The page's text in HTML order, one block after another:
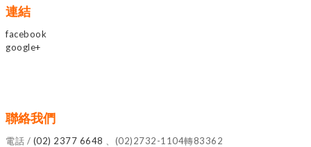
連結
facebook
google+
聯絡我們
電話 / (02) 2377 6648
、(02)2732-1104轉83362